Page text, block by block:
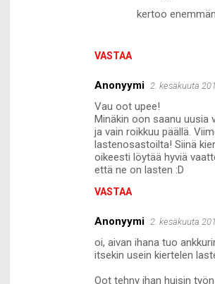
VASTAA
kertoo
Anonyymi 2. kesäkuuta
Vau oot upee!
Minäkin oon saanu uusia
ja vain roikkuu päällä.
lastenosastoilta! Siinä
oikeesti löytää hyviä
että ne on lasten :D
VASTAA
Anonyymi 2. kesäkuuta
oi, aivan ihana tuo
itsekin usein kiertelen
Oot tehny ihan huisin